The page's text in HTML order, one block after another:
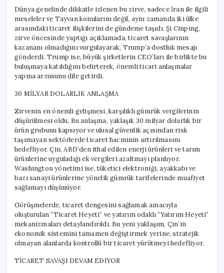
Zenginlerini
Sevindirdi
için
Dünya genelinde dikkatle izlenen bu zirve, sadece İran ile ilgili
meseleler ve Tayvan konularını değil, aynı zamanda iki ülke
arasındaki ticaret ilişkilerini de gündeme taşıdı. Şi Cinping,
zirve öncesinde yaptığı açıklamada, ticaret savaşlarının
kazananı olmadığını vurgulayarak, Trump’a dostluk mesajı
gönderdi. Trump ise, büyük şirketlerin CEO’ları ile birlikte bu
buluşmaya katıldığını belirterek, önemli ticari anlaşmalar
yapma arzusunu dile getirdi.
30 MİLYAR DOLARLIK ANLAŞMA
Zirvenin en önemli gelişmesi, karşılıklı gümrük vergilerinin
düşürülmesi oldu. Bu anlaşma, yaklaşık 30 milyar dolarlık bir
ürün grubunu kapsıyor ve ulusal güvenlik açısından risk
taşımayan sektörlerde ticaret hacminin artırılmasını
hedefliyor. Çin, ABD’den ithal edilen enerji ürünleri ve tarım
ürünlerine uyguladığı ek vergileri azaltmayı planlıyor.
Washington yönetimi ise, tüketici elektroniği, ayakkabı ve
bazı sanayi ürünlerine yönelik gümrük tarifelerinde muafiyet
sağlamayı düşünüyor.
Görüşmelerde, ticaret dengesini sağlamak amacıyla
oluşturulan “Ticaret Heyeti” ve yatırım odaklı “Yatırım Heyeti”
mekanizmaları detaylandırıldı. Bu yeni yaklaşım, Çin’in
ekonomik sistemini tamamen değiştirmek yerine, stratejik
olmayan alanlarda kontrollü bir ticaret yürütmeyi hedefliyor.
TİCARET SAVAŞI DEVAM EDİYOR